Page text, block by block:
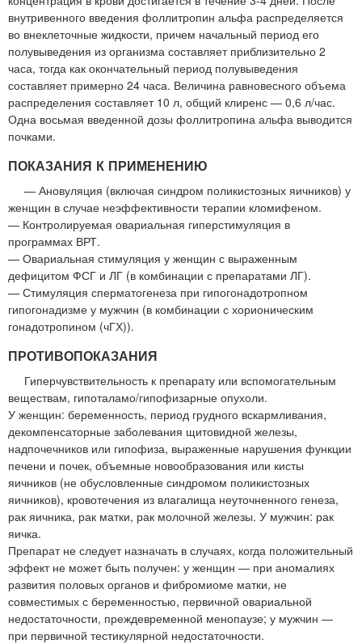
внутривенного введения фоллитропин альфа распределяется
во внеклеточные жидкости, причем начальный период его
полувыведения из организма составляет приблизительно 2
часа, тогда как окончательный период полувыведения
составляет примерно 24 часа. Величина равновесного объема
распределения составляет 10 л, общий клиренс — 0,6 л/час.
Одна восьмая введенной дозы фоллитропина альфа выводится
почками.
ПОКАЗАНИЯ К ПРИМЕНЕНИЮ
— Ановуляция (включая синдром поликистозных яичников) у
женщин в случае неэффективности терапии кломифеном.
— Контролируемая овариальная гиперстимуляция в
программах ВРТ.
— Овариальная стимуляция у женщин с выраженным
дефицитом ФСГ и ЛГ (в комбинации с препаратами ЛГ).
— Стимуляция сперматогенеза при гипогонадотропном
гипогонадизме у мужчин (в комбинации с хорионическим
гонадотропином (чГХ)).
ПРОТИВОПОКАЗАНИЯ
Гиперчувствительность к препарату или вспомогательным
веществам, гипоталамо/гипофизарные опухоли.
У женщин: беременность, период грудного вскармливания,
декомпенсаторные заболевания щитовидной железы,
надпочечников или гипофиза, выраженные нарушения функции
печени и почек, объемные новообразования или кисты
яичников (не обусловленные синдромом поликистозных
яичников), кровотечения из влагалища неуточненного генеза,
рак яичника, рак матки, рак молочной железы. У мужчин: рак
яичка.
Препарат не следует назначать в случаях, когда положительный
эффект не может быть получен: у женщин — при аномалиях
развития половых органов и фибромиоме матки, не
совместимых с беременностью, первичной овариальной
недостаточности, преждевременной менопаузе; у мужчин —
при первичной тестикулярной недостаточности.